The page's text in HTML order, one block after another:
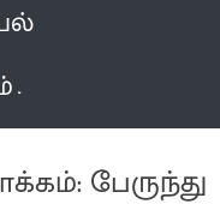
பேருந்து